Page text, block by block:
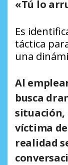
«Tú lo
Es
táctica
una
Al
busca
situación,
víctima
realidad